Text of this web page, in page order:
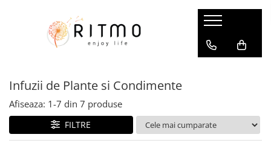
Ceai & Cafea
Cutii pentru depozitare
Site, filtre si infuzoare
Ceai
Infuzii de Fructe
Dulciuri si Delicatese
Panettone
Ciocolată
Specialităti dulci
Home & Living
Accesorii pentru vin
Obiecte decorative
Parfumul casei
Parfumuri de interior
Îngrijire Personală – Cadouri
Sare si confetti de baie
Cosmetice pentru dus si baie
Crema pentru maini
Îngrijire Personală pentru BARBATI
Cadouri cu gust
Cadouri pentru (A)CASA
Cadouri pentru EL
Cadouri pentru EA
Infuzii de Plante si Condimente
Afiseaza: 1-7 din 7 produse
FILTRE